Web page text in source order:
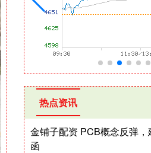
热点资讯
金铺子配资 PCB概念反弹
函